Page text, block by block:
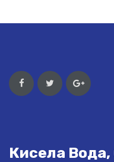
Кисела Вода,